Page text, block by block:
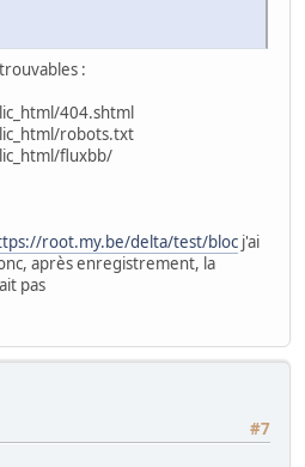
:
404.shtml
robots.txt
fluxbb/
root.my.be/delta/test/bloc j'ai
après enregistrement, la
pas
#7